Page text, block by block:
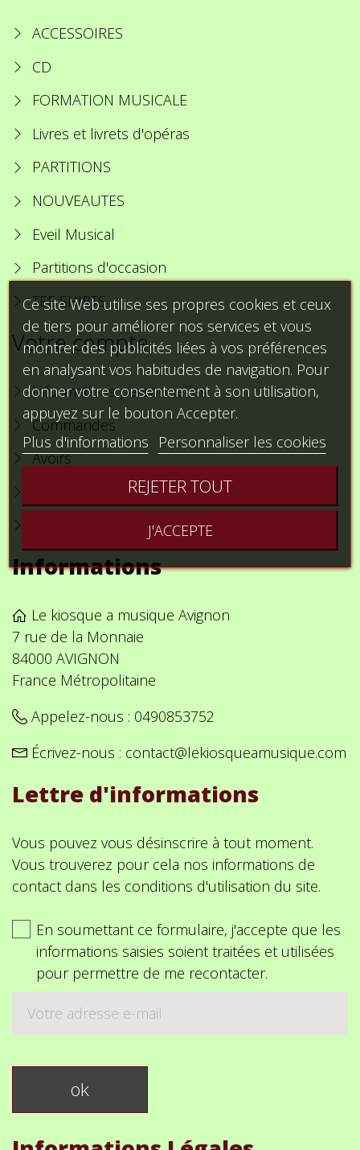
ACCESSOIRES
CD
FORMATION MUSICALE
Livres et livrets d'opéras
PARTITIONS
NOUVEAUTES
Eveil Musical
Partitions d'occasion
TEE SHIRTS
Votre compte
Informations personnelles
Commandes
Avoirs
Bons de réduction
Informations
Le kiosque a musique Avignon
7 rue de la Monnaie
84000 AVIGNON
France Métropolitaine
Appelez-nous : 0490853752
Écrivez-nous : contact@lekiosqueamusique.com
Lettre d'informations
Vous pouvez vous désinscrire à tout moment.
Vous trouverez pour cela nos informations de
contact dans les conditions d'utilisation du site.
En soumettant ce formulaire, j'accepte que les
informations saisies soient traitées et utilisées
pour permettre de me recontacter.
Ce site Web utilise ses propres cookies et ceux
de tiers pour améliorer nos services et vous
montrer des publicités liées à vos préférences
en analysant vos habitudes de navigation. Pour
donner votre consentement à son utilisation,
appuyez sur le bouton Accepter.
Plus d'informations
Personnaliser les cookies
REJETER TOUT
J'ACCEPTE